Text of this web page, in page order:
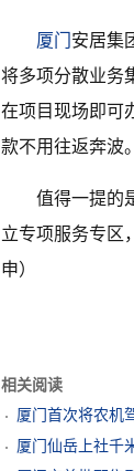
厦门 安居集
将多项分散业务
在项目现场即可
款不用往返奔波。
值得一提的
立专项服务专区
申）
相关阅读
厦门首次将农机
厦门仙岳上社千